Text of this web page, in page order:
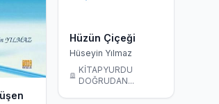
Hüzün Çiçeği
Hüseyin Yılmaz
KİTAPYURDU
DOĞRUDAN...